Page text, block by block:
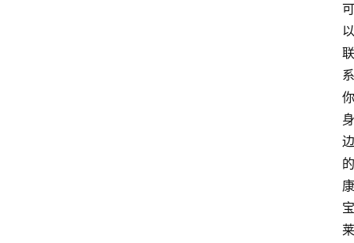
可
以
联
系
你
身
边
的
康
宝
莱